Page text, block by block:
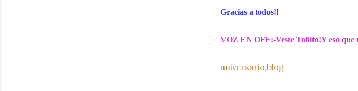
Gracias a todos!!
VOZ EN OFF:-Veste Toñito!Y eso que
aniversario,blog